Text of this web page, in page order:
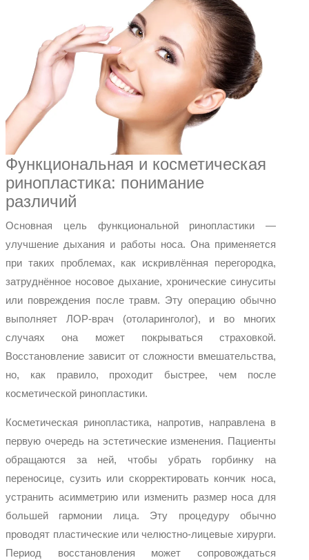
Функциональная и косметическая
ринопластика: понимание
различий
Основная цель функциональной ринопластики —
улучшение дыхания и работы носа. Она применяется
при таких проблемах, как искривлённая перегородка,
затруднённое носовое дыхание, хронические синуситы
или повреждения после травм. Эту операцию обычно
выполняет ЛОР-врач (отоларинголог), и во многих
случаях она может покрываться страховкой.
Восстановление зависит от сложности вмешательства,
но, как правило, проходит быстрее, чем после
косметической ринопластики.
Косметическая ринопластика, напротив, направлена в
первую очередь на эстетические изменения. Пациенты
обращаются за ней, чтобы убрать горбинку на
переносице, сузить или скорректировать кончик носа,
устранить асимметрию или изменить размер носа для
большей гармонии лица. Эту процедуру обычно
проводят пластические или челюстно-лицевые хирурги.
Период восстановления может сопровождаться